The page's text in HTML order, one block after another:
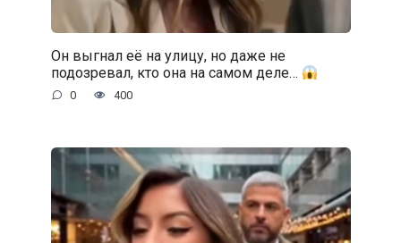
Он выгнал её на улицу, но даже не
подозревал, кто она на самом деле…
0 400